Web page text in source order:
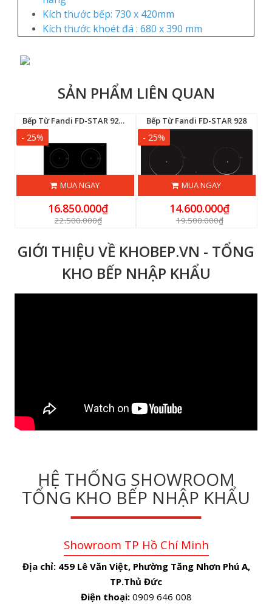
Kích thước bếp: 730 x 420mm
Kích thước khoét đá : 680 x 390 mm
SẢN PHẨM LIÊN QUAN
Bếp Từ Fandi FD-STAR 928 MS
- 25%
MUA NGAY
16.850.000₫
22.500.000₫
Bếp Từ Fandi FD-STAR 928
- 25%
MUA NGAY
14.600.000₫
19.500.000₫
GIỚI THIỆU VỀ KHOBEP.VN - TỔNG
KHO BẾP NHẬP KHẨU
HỆ THỐNG SHOWROOM
TỔNG KHO BẾP NHẬP KHẨU
Showroom TP Hồ Chí Minh
Địa chỉ: 459 Lê Văn Việt, Phường Tăng Nhơn Phú A,
TP.Thủ Đức
Điện thoại:0909 646 008